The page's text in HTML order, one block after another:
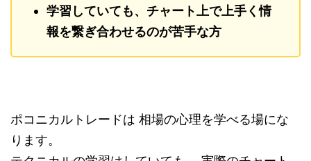
学習していても、チャート上で上手く情
報を繋ぎ合わせるのが苦手な方
ポコニカルトレードは 相場の心理を学べる場にな
ります。